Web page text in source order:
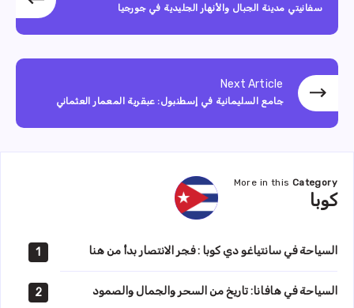
سفانيتي مدينة الجبال والأنهار الجليدية في جورجيا
Next Article
جامع السليمانية في إسطنبول: عبقرية المعمار العثماني
More in this Category
كوبا
كوبا
1 السياحة في سانتياغو دي كوبا : فجر الانتصار بدأ من هنا
2 السياحة في هافانا: تاريخ من السحر والجمال والصمود